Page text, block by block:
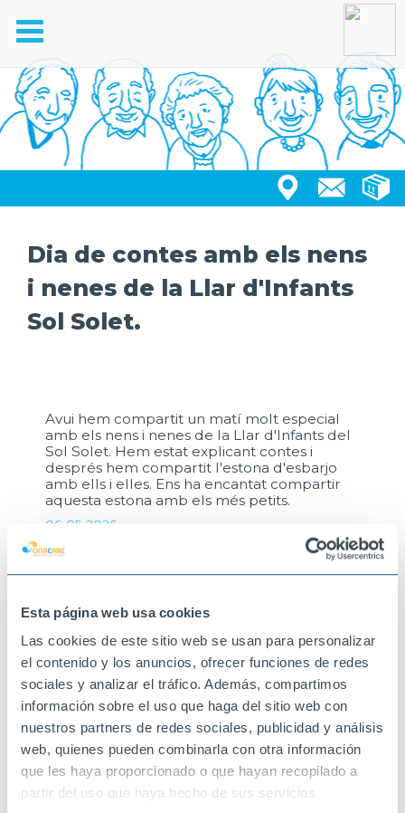
Esta página web usa cookies
Las cookies de este sitio web se usan para personalizar
el contenido y los anuncios, ofrecer funciones de redes
sociales y analizar el tráfico. Además, compartimos
información sobre el uso que haga del sitio web con
nuestros partners de redes sociales, publicidad y análisis
web, quienes pueden combinarla con otra información
que les haya proporcionado o que hayan recopilado a
partir del uso que haya hecho de sus servicios.
Toggle
navigation
Dia de contes amb els nens
i nenes de la Llar d'Infants
Sol Solet.
Avui hem compartit un matí molt especial
amb els nens i nenes de la Llar d'Infants del
Sol Solet. Hem estat explicant contes i
després hem compartit l'estona d'esbarjo
amb ells i elles. Ens ha encantat compartir
aquesta estona amb els més petits.
06-05-2026
SANT JOAN DESPÍ